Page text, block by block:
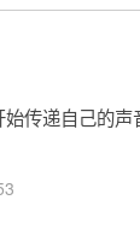
传递自己的